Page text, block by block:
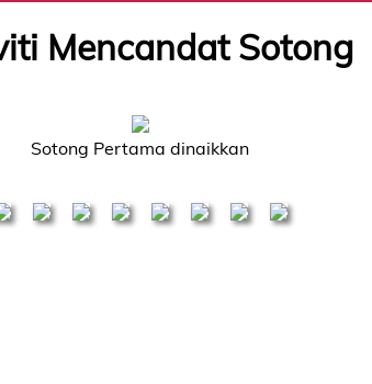
Mencandat Sotong
Sotong Pertama dinaikkan